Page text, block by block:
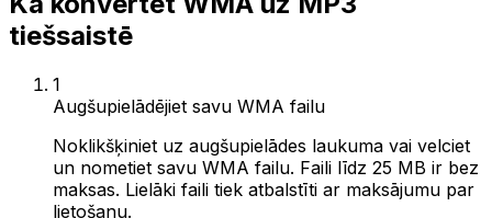
tiešsaistē
1
Augšupielādējiet savu WMA failu
Noklikšķiniet uz augšupielādes laukuma vai velciet
un nometiet savu WMA failu. Faili līdz 25 MB ir bez
maksas. Lielāki faili tiek atbalstīti ar maksājumu par
lietošanu.